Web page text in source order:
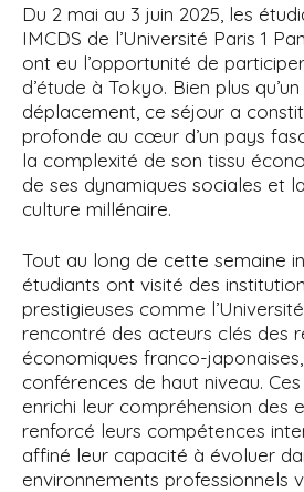
Du 2 mai au 3 juin 2025, les
IMCDS de l’Université Paris 1
ont eu l’opportunité de
d’étude à Tokyo. Bien plus
déplacement, ce séjour a
profonde au cœur d’un pays
la complexité de son tissu
de ses dynamiques sociales et
culture millénaire.
Tout au long de cette semaine
étudiants ont visité des
prestigieuses comme
rencontré des acteurs clés des
économiques franco-
conférences de haut niveau.
enrichi leur compréhension des
renforcé leurs compétences
affiné leur capacité à évoluer
environnements professionnels